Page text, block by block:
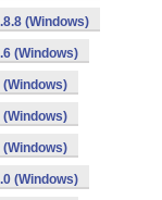
(Windows)
(Windows)
(Windows)
(Windows)
(Windows)
(Windows)